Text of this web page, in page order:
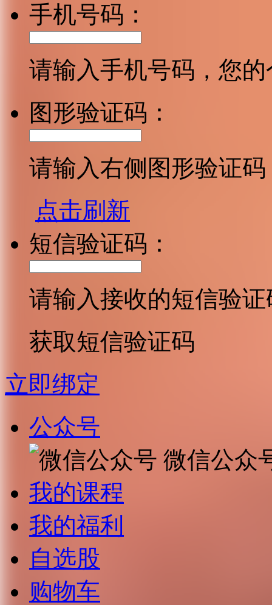
手机号码：
请输入手机号码，您
图形验证码：
请输入右侧图形验证码
点击刷新
短信验证码：
请输入接收的短信验证
获取短信验证码
立即绑定
公众号
微信公众
我的课程
我的福利
自选股
购物车